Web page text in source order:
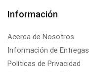
Información
Acerca de Nosotros
Información de Entregas
Políticas de Privacidad